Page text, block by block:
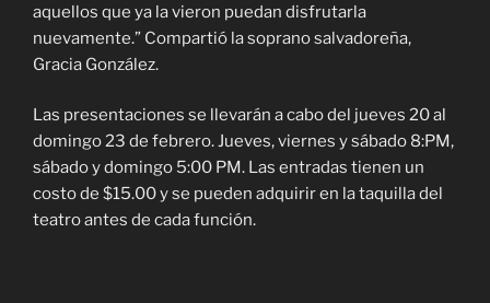
aquellos que ya la vieron puedan disfrutarla
nuevamente.” Compartió la soprano salvadoreña,
Gracia González.
Las presentaciones se llevarán a cabo del jueves 20 al
domingo 23 de febrero. Jueves, viernes y sábado 8:PM,
sábado y domingo 5:00 PM. Las entradas tienen un
costo de $15.00 y se pueden adquirir en la taquilla del
teatro antes de cada función.